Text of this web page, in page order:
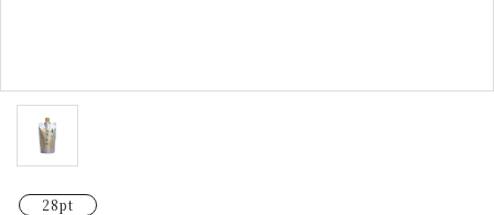
28pt